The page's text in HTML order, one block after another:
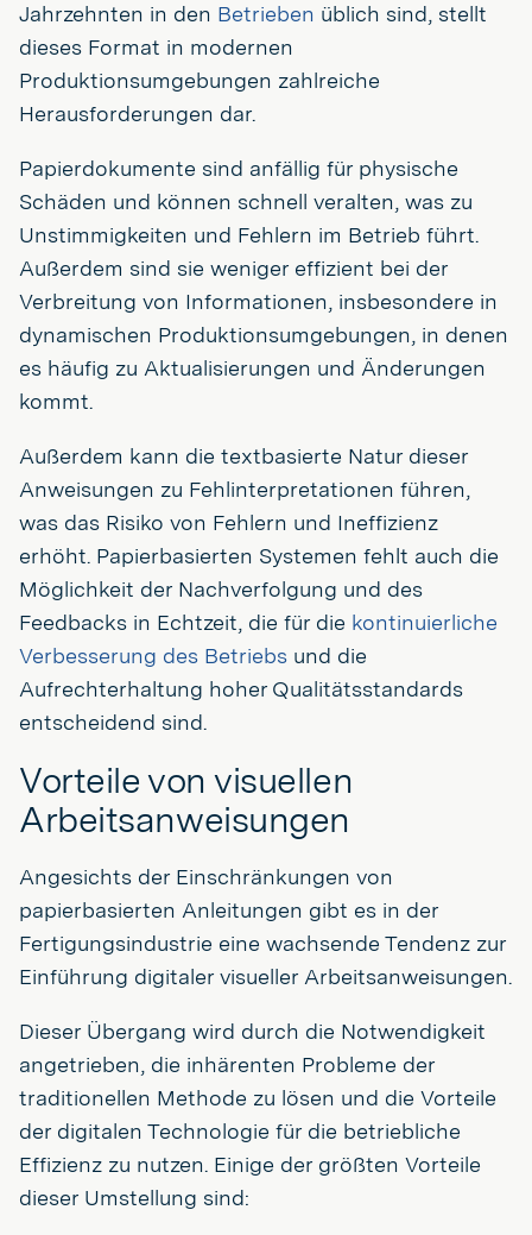
Jahrzehnten in den Betrieben üblich sind, stellt
dieses Format in modernen
Produktionsumgebungen zahlreiche
Herausforderungen dar.
Papierdokumente sind anfällig für physische
Schäden und können schnell veralten, was zu
Unstimmigkeiten und Fehlern im Betrieb führt.
Außerdem sind sie weniger effizient bei der
Verbreitung von Informationen, insbesondere in
dynamischen Produktionsumgebungen, in denen
es häufig zu Aktualisierungen und Änderungen
kommt.
Außerdem kann die textbasierte Natur dieser
Anweisungen zu Fehlinterpretationen führen,
was das Risiko von Fehlern und Ineffizienz
erhöht. Papierbasierten Systemen fehlt auch die
Möglichkeit der Nachverfolgung und des
Feedbacks in Echtzeit, die für die kontinuierliche
Verbesserung des Betriebs und die
Aufrechterhaltung hoher Qualitätsstandards
entscheidend sind.
Vorteile von visuellen
Arbeitsanweisungen
Angesichts der Einschränkungen von
papierbasierten Anleitungen gibt es in der
Fertigungsindustrie eine wachsende Tendenz zur
Einführung digitaler visueller Arbeitsanweisungen.
Dieser Übergang wird durch die Notwendigkeit
angetrieben, die inhärenten Probleme der
traditionellen Methode zu lösen und die Vorteile
der digitalen Technologie für die betriebliche
Effizienz zu nutzen. Einige der größten Vorteile
dieser Umstellung sind: